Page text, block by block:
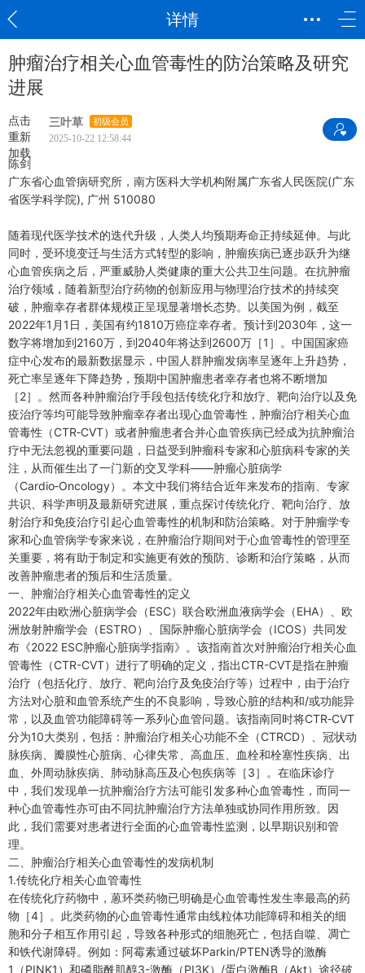
详情
肿瘤治疗相关心血管毒性的防治策略及研究
进展
点击
重新
加载
三叶草 初级会员
2025-10-22 12:58:44
陈剑
广东省心血管病研究所，南方医科大学机构附属广东省人民医院(广东
省医学科学院), 广州 510080
随着现代医学技术的迭代升级，人类人均预期寿命正持续延伸。与此
同时，受环境变迁与生活方式转型的影响，肿瘤疾病已逐步跃升为继
心血管疾病之后，严重威胁人类健康的重大公共卫生问题。在抗肿瘤
治疗领域，随着新型治疗药物的创新应用与物理治疗技术的持续突
破，肿瘤幸存者群体规模正呈现显著增长态势。以美国为例，截至
2022年1月1日，美国有约1810万癌症幸存者。预计到2030年，这一
数字将增加到2160万，到2040年将达到2600万［1］。中国国家癌
症中心发布的最新数据显示，中国人群肿瘤发病率呈逐年上升趋势，
死亡率呈逐年下降趋势，预期中国肿瘤患者幸存者也将不断增加
［2］。然而各种肿瘤治疗手段包括传统化疗和放疗、靶向治疗以及免
疫治疗等均可能导致肿瘤幸存者出现心血管毒性，肿瘤治疗相关心血
管毒性（CTR‑CVT）或者肿瘤患者合并心血管疾病已经成为抗肿瘤治
疗中无法忽视的重要问题，日益受到肿瘤科专家和心脏病科专家的关
注，从而催生出了一门新的交叉学科——肿瘤心脏病学
（Cardio‑Oncology）。本文中我们将结合近年来发布的指南、专家
共识、科学声明及最新研究进展，重点探讨传统化疗、靶向治疗、放
射治疗和免疫治疗引起心血管毒性的机制和防治策略。对于肿瘤学专
家和心血管病学专家来说，在肿瘤治疗期间对于心血管毒性的管理至
关重要，将有助于制定和实施更有效的预防、诊断和治疗策略，从而
改善肿瘤患者的预后和生活质量。
一、肿瘤治疗相关心血管毒性的定义
2022年由欧洲心脏病学会（ESC）联合欧洲血液病学会（EHA）、欧
洲放射肿瘤学会（ESTRO）、国际肿瘤心脏病学会（ICOS）共同发
布《2022 ESC肿瘤心脏病学指南》。该指南首次对肿瘤治疗相关心血
管毒性（CTR-CVT）进行了明确的定义，指出CTR-CVT是指在肿瘤
治疗（包括化疗、放疗、靶向治疗及免疫治疗等）过程中，由于治疗
方法对心脏和血管系统产生的不良影响，导致心脏的结构和/或功能异
常，以及血管功能障碍等一系列心血管问题。该指南同时将CTR‑CVT
分为10大类别，包括：肿瘤治疗相关心功能不全（CTRCD）、冠状动
脉疾病、瓣膜性心脏病、心律失常、高血压、血栓和栓塞性疾病、出
血、外周动脉疾病、肺动脉高压及心包疾病等［3］。在临床诊疗
中，我们发现单一抗肿瘤治疗方法可能引发多种心血管毒性，而同一
种心血管毒性亦可由不同抗肿瘤治疗方法单独或协同作用所致。因
此，我们需要对患者进行全面的心血管毒性监测，以早期识别和管
理。
二、肿瘤治疗相关心血管毒性的发病机制
1.传统化疗相关心血管毒性
在传统化疗药物中，蒽环类药物已明确是心血管毒性发生率最高的药
物［4］。此类药物的心血管毒性通常由线粒体功能障碍和相关的细
胞和分子相互作用引起，导致各种形式的细胞死亡，包括自噬、凋亡
和铁代谢障碍。例如：阿霉素通过破坏Parkin/PTEN诱导的激酶
1（PINK1）和磷脂酰肌醇3-激酶（PI3K）/蛋白激酶B（Akt）途径破